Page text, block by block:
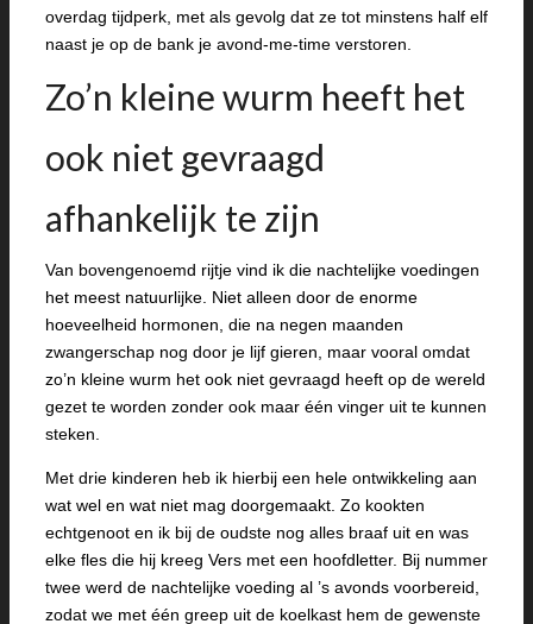
overdag tijdperk, met als gevolg dat ze tot minstens half elf
naast je op de bank je avond-me-time verstoren.
Zo’n kleine wurm heeft het
ook niet gevraagd
afhankelijk te zijn
Van bovengenoemd rijtje vind ik die nachtelijke voedingen
het meest natuurlijke. Niet alleen door de enorme
hoeveelheid hormonen, die na negen maanden
zwangerschap nog door je lijf gieren, maar vooral omdat
zo’n kleine wurm het ook niet gevraagd heeft op de wereld
gezet te worden zonder ook maar één vinger uit te kunnen
steken.
Met drie kinderen heb ik hierbij een hele ontwikkeling aan
wat wel en wat niet mag doorgemaakt. Zo kookten
echtgenoot en ik bij de oudste nog alles braaf uit en was
elke fles die hij kreeg Vers met een hoofdletter. Bij nummer
twee werd de nachtelijke voeding al ’s avonds voorbereid,
zodat we met één greep uit de koelkast hem de gewenste